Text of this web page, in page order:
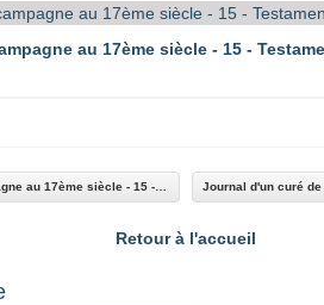
au 17ème siècle - 15 -
Retour à l'accueil